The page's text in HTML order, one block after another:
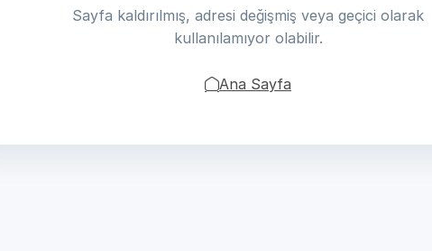
Sayfa kaldırılmış, adresi değişmiş veya geçici olarak
kullanılamıyor olabilir.
Ana Sayfa